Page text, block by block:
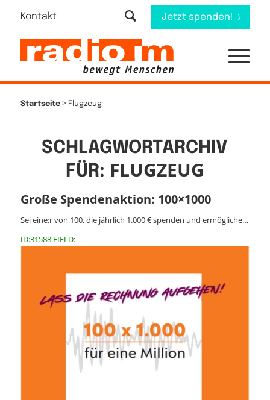
Kontakt Jetzt spenden!
Startseite> Flugzeug
SCHLAGWORTARCHIV
FÜR: FLUGZEUG
Große Spendenaktion: 100×1000
Sei eine:r von 100, die jährlich 1.000 € spenden und ermögliche…
ID:31588 FIELD: